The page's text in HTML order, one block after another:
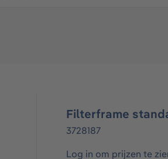
Filterframe
3728187
Log in om prijzen te